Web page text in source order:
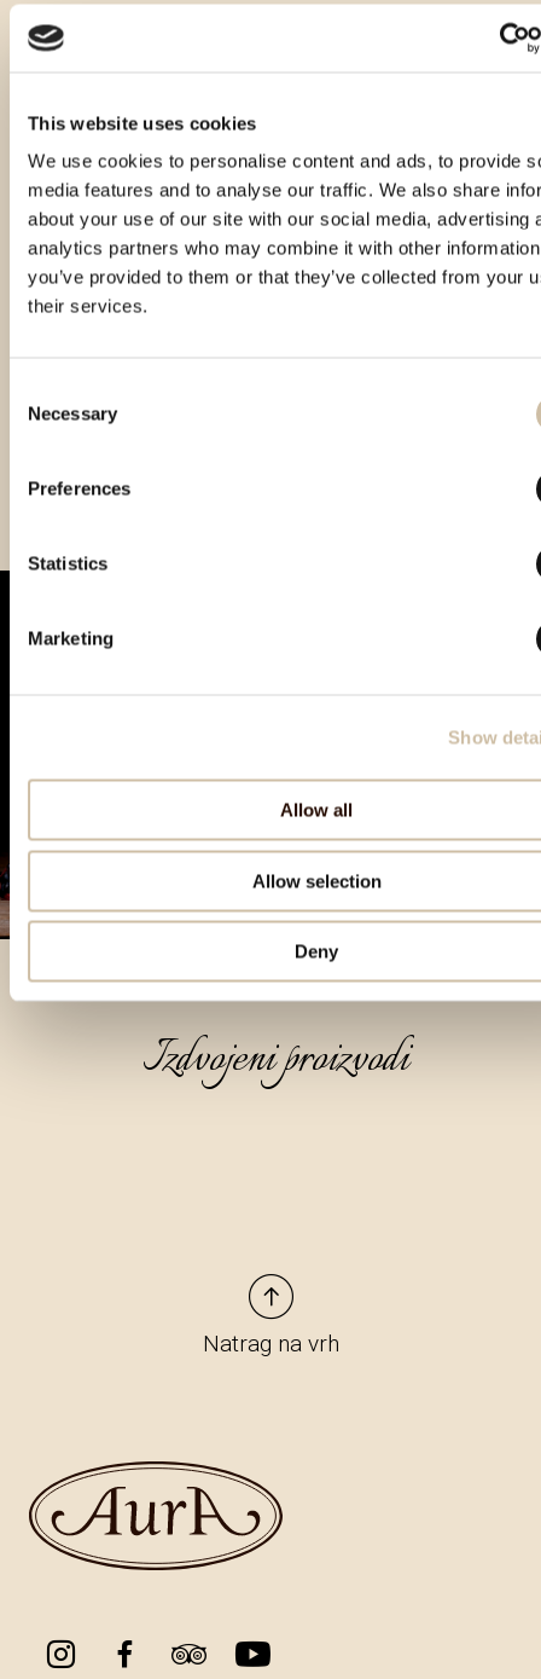
This website uses cookies
We use cookies to personalise content and ads, to provide
media features and to analyse our traffic. We also share
about your use of our site with our social media, advertising
analytics partners who may combine it with other
you’ve provided to them or that they’ve collected from your
their services.
Selection
Necessary
Preferences
Statistics
Marketing
Show
Allow all
Allow selection
Deny
Hum 2023 - Gold
Izdvojeni proizvodi
Natrag na vrh